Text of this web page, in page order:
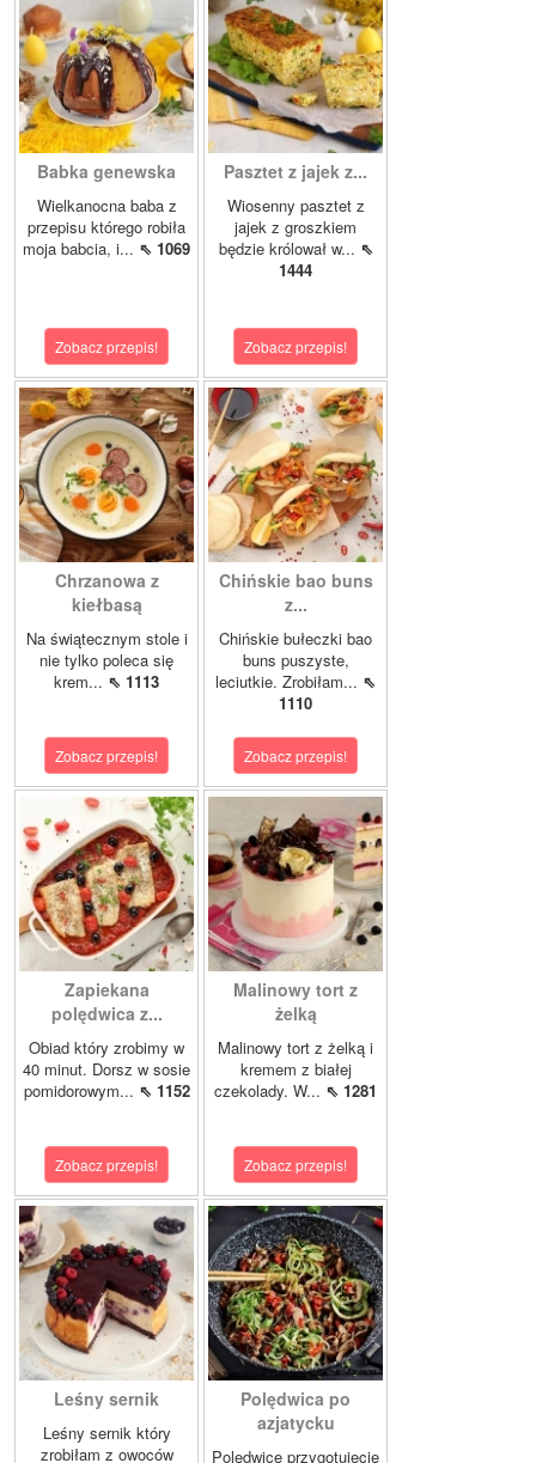
Babka genewska
Wielkanocna baba z
przepisu którego robiła
moja babcia, i... ⇖ 1069
Zobacz przepis!
Pasztet z jajek z...
Wiosenny pasztet z
jajek z groszkiem
będzie królował w... ⇖
1444
Zobacz przepis!
Chrzanowa z
kiełbasą
Na świątecznym stole i
nie tylko poleca się
krem... ⇖ 1113
Zobacz przepis!
Chińskie bao buns
z...
Chińskie bułeczki bao
buns puszyste,
leciutkie. Zrobiłam... ⇖
1110
Zobacz przepis!
Zapiekana
polędwica z...
Obiad który zrobimy w
40 minut. Dorsz w sosie
pomidorowym... ⇖ 1152
Zobacz przepis!
Malinowy tort z
żelką
Malinowy tort z żelką i
kremem z białej
czekolady. W... ⇖ 1281
Zobacz przepis!
Leśny sernik
Leśny sernik który
zrobiłam z owoców
Polędwica po
azjatycku
Polędwicę przygotujecie